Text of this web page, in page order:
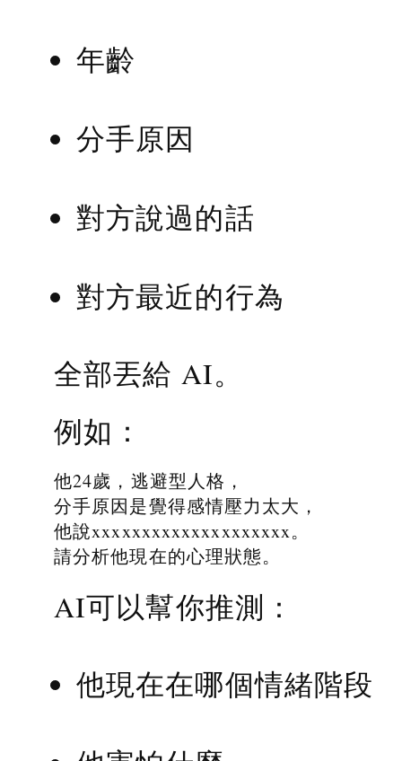
年齡
分手原因
對方說過的話
對方最近的行為
全部丟給 AI。
例如：
他24歲，逃避型人格，
分手原因是覺得感情壓力太大，
他說xxxxxxxxxxxxxxxxxxxx。
請分析他現在的心理狀態。
AI可以幫你推測：
他現在在哪個情緒階段